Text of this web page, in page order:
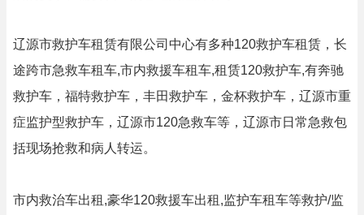
辽源市救护车租赁有限公司中心有多种120救护车租赁，长
途跨市急救车租车,市内救援车租车,租赁120救护车,有奔驰
救护车，福特救护车，丰田救护车，金杯救护车，辽源市重
症监护型救护车，辽源市120急救车等，辽源市日常急救包
括现场抢救和病人转运。
市内救治车出租,豪华120救援车出租,监护车租车等救护/监